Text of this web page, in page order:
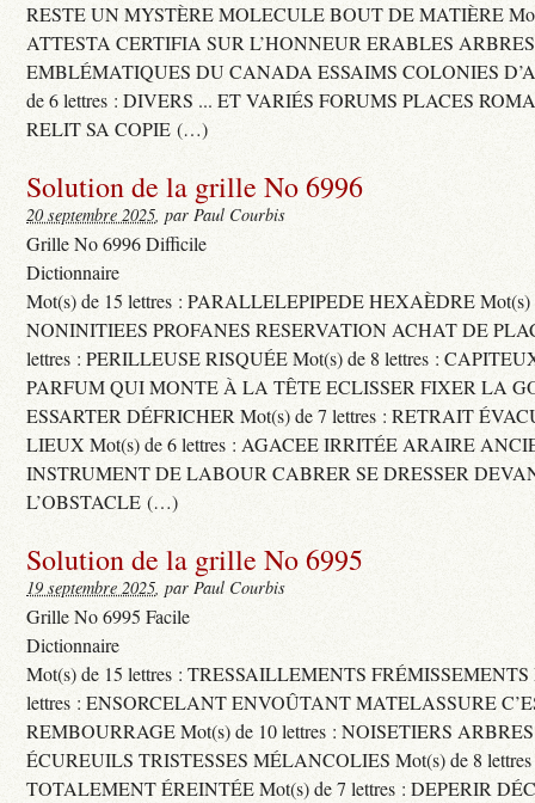
RESTE UN MYSTÈRE MOLECULE BOUT DE MATIÈRE
ATTESTA CERTIFIA SUR L’HONNEUR ERABLES ARBRES
EMBLÉMATIQUES DU CANADA ESSAIMS COLONIES
de 6 lettres : DIVERS ... ET VARIÉS FORUMS PLACES
RELIT SA COPIE (…)
Solution de la grille No 6996
20 septembre 2025, par Paul Courbis
Grille No 6996 Difficile
Dictionnaire
Mot(s) de 15 lettres : PARALLELEPIPEDE HEXAÈDRE Mot(s)
NONINITIEES PROFANES RESERVATION ACHAT DE
lettres : PERILLEUSE RISQUÉE Mot(s) de 8 lettres :
PARFUM QUI MONTE À LA TÊTE ECLISSER FIXER LA
ESSARTER DÉFRICHER Mot(s) de 7 lettres : RETRAIT
LIEUX Mot(s) de 6 lettres : AGACEE IRRITÉE ARAIRE
INSTRUMENT DE LABOUR CABRER SE DRESSER
L’OBSTACLE (…)
Solution de la grille No 6995
19 septembre 2025, par Paul Courbis
Grille No 6995 Facile
Dictionnaire
Mot(s) de 15 lettres : TRESSAILLEMENTS FRÉMISSEMENTS
lettres : ENSORCELANT ENVOÛTANT MATELASSURE
REMBOURRAGE Mot(s) de 10 lettres : NOISETIERS
ÉCUREUILS TRISTESSES MÉLANCOLIES Mot(s) de 8
TOTALEMENT ÉREINTÉE Mot(s) de 7 lettres : DEPERIR